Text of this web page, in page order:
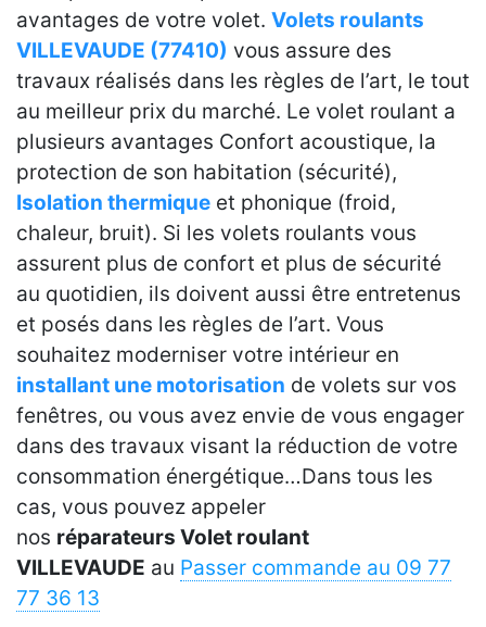
avantages de votre volet. Volets roulants
VILLEVAUDE (77410) vous assure des
travaux réalisés dans les règles de l’art, le tout
au meilleur prix du marché. Le volet roulant a
plusieurs avantages Confort acoustique, la
protection de son habitation (sécurité),
Isolation thermique et phonique (froid,
chaleur, bruit). Si les volets roulants vous
assurent plus de confort et plus de sécurité
au quotidien, ils doivent aussi être entretenus
et posés dans les règles de l’art. Vous
souhaitez moderniser votre intérieur en
installant une motorisation de volets sur vos
fenêtres, ou vous avez envie de vous engager
dans des travaux visant la réduction de votre
consommation énergétique…Dans tous les
cas, vous pouvez appeler
nos réparateurs Volet roulant
VILLEVAUDE au Passer commande au 09 77
77 36 13